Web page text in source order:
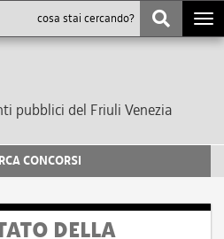
pubblici del Friuli Venezia
CONCORSI
DELLA